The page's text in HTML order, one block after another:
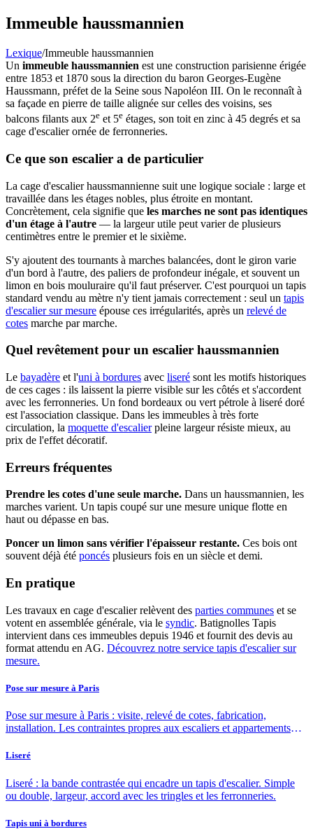
Immeuble haussmannien
Lexique/Immeuble haussmannien
Un immeuble haussmannien est une construction parisienne érigée
entre 1853 et 1870 sous la direction du baron Georges-Eugène
Haussmann, préfet de la Seine sous Napoléon III. On le reconnaît à
sa façade en pierre de taille alignée sur celles des voisins, ses
balcons filants aux 2e et 5e étages, son toit en zinc à 45 degrés et sa
cage d'escalier ornée de ferronneries.
Ce que son escalier a de particulier
La cage d'escalier haussmannienne suit une logique sociale : large et
travaillée dans les étages nobles, plus étroite en montant.
Concrètement, cela signifie que les marches ne sont pas identiques
d'un étage à l'autre — la largeur utile peut varier de plusieurs
centimètres entre le premier et le sixième.
S'y ajoutent des tournants à marches balancées, dont le giron varie
d'un bord à l'autre, des paliers de profondeur inégale, et souvent un
limon en bois mouluraire qu'il faut préserver. C'est pourquoi un tapis
standard vendu au mètre n'y tient jamais correctement : seul un tapis
d'escalier sur mesure épouse ces irrégularités, après un relevé de
cotes marche par marche.
Quel revêtement pour un escalier haussmannien
Le bayadère et l'uni à bordures avec liseré sont les motifs historiques
de ces cages : ils laissent la pierre visible sur les côtés et s'accordent
avec les ferronneries. Un fond bordeaux ou vert pétrole à liseré doré
est l'association classique. Dans les immeubles à très forte
circulation, la moquette d'escalierpleine largeur résiste mieux, au
prix de l'effet décoratif.
Erreurs fréquentes
Prendre les cotes d'une seule marche. Dans un haussmannien, les
marches varient. Un tapis coupé sur une mesure unique flotte en
haut ou dépasse en bas.
Poncer un limon sans vérifier l'épaisseur restante. Ces bois ont
souvent déjà été poncés plusieurs fois en un siècle et demi.
En pratique
Les travaux en cage d'escalier relèvent des parties communes et se
votent en assemblée générale, via le syndic. Batignolles Tapis
intervient dans ces immeubles depuis 1946 et fournit des devis au
format attendu en AG. Découvrez notre service tapis d'escalier sur
mesure.
Pose sur mesure à Paris
Pose sur mesure à Paris : visite, relevé de cotes, fabrication,
installation. Les contraintes propres aux escaliers et appartements
Liseré
Liseré : la bande contrastée qui encadre un tapis d'escalier. Simple
ou double, largeur, accord avec les tringles et les ferronneries.
Tapis uni à bordures